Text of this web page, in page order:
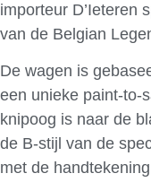
importeur D’Ieteren
van de Belgian
De wagen is
een unieke paint-to-
knipoog is naar de
de B-stijl van de
met de